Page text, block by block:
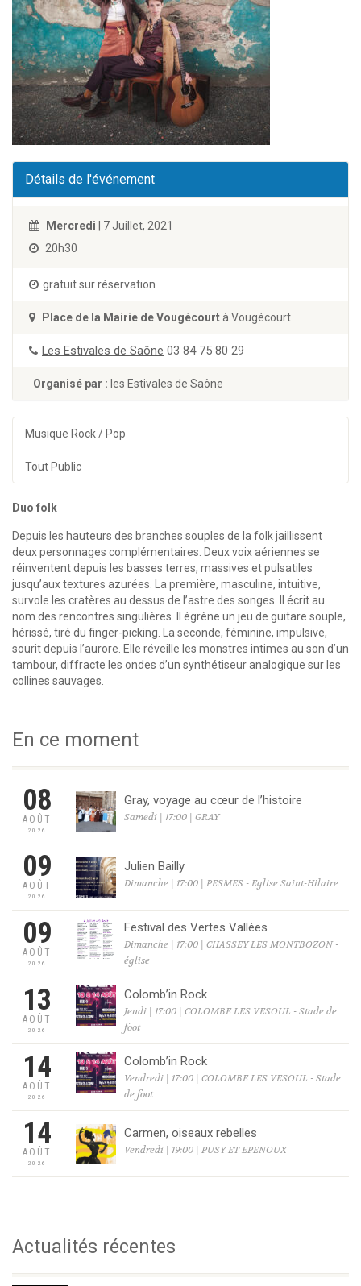
Détails de l'événement
Mercredi | 7 Juillet, 2021
20h30
gratuit sur réservation
Place de la Mairie de Vougécourtà Vougécourt
Les Estivales de Saône 03 84 75 80 29
Organisé par : les Estivales de Saône
Musique Rock / Pop
Tout Public
Duo folk
Depuis les hauteurs des branches souples de la folk jaillissent
deux personnages complémentaires. Deux voix aériennes se
réinventent depuis les basses terres, massives et pulsatiles
jusqu’aux textures azurées. La première, masculine, intuitive,
survole les cratères au dessus de l’astre des songes. Il écrit au
nom des rencontres singulières. Il égrène un jeu de guitare souple,
hérissé, tiré du finger-picking. La seconde, féminine, impulsive,
sourit depuis l’aurore. Elle réveille les monstres intimes au son d’un
tambour, diffracte les ondes d’un synthétiseur analogique sur les
collines sauvages.
En ce moment
08
AOÛT
2026
Gray, voyage au cœur de l’histoire
Samedi | 17:00 | GRAY
09
AOÛT
2026
Julien Bailly
Dimanche | 17:00 | PESMES - Eglise Saint-Hilaire
09
AOÛT
2026
Festival des Vertes Vallées
Dimanche | 17:00 | CHASSEY LES MONTBOZON -
église
13
AOÛT
2026
Colomb’in Rock
Jeudi | 17:00 | COLOMBE LES VESOUL - Stade de
foot
14
AOÛT
2026
Colomb’in Rock
Vendredi | 17:00 | COLOMBE LES VESOUL - Stade
de foot
14
AOÛT
2026
Carmen, oiseaux rebelles
Vendredi | 19:00 | PUSY ET EPENOUX
Actualités récentes